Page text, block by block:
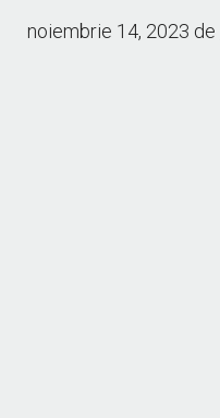
noiembrie 14, 2023 de